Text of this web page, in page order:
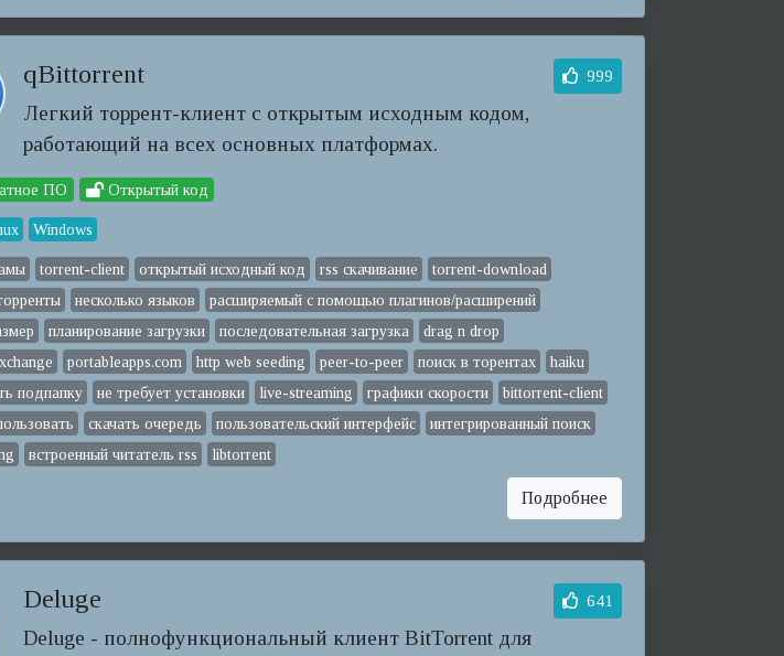
qBittorrent
Легкий торрент-клиент с открытым исходным кодом,
работающий на всех основных платформах.
999
ПО Открытый код
Windows
torrent-client открытый исходный код rss скачивание
torrent-download
несколько языков
расширяемый с помощью плагинов/расширений
планирование загрузки последовательная загрузка
drag n drop
portableapps.com http web seeding peer-to-peer поиск в торентах
haiku
подпапку
не требует установки live-streaming графики скорости
bittorrent-client
скачать очередь пользовательский интерфейс
интегрированный поиск
встроенный читатель rss libtorrent
Подробнее
Deluge
Deluge - полнофункциональный клиент BitTorrent для
641